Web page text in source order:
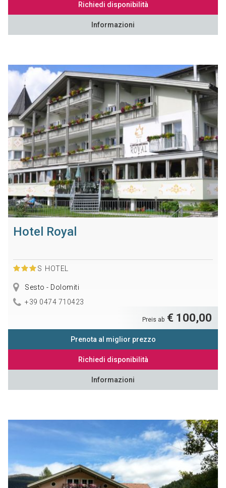
Richiedi disponibilità
Informazioni
Hotel Royal
S HOTEL
Sesto - Dolomiti
+39 0474 710423
Preis ab € 100,00
Prenota al miglior prezzo
Richiedi disponibilità
Informazioni